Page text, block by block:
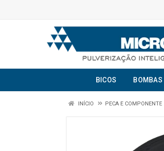
BICOS BOMBAS
INÍCIO PECA E COMPONENTE